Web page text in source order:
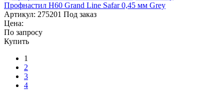
Профнастил Н60 Grand Line Safar 0,45 мм Grey
Артикул: 275201 Под заказ
Цена:
По запросу
Купить
1
2
3
4